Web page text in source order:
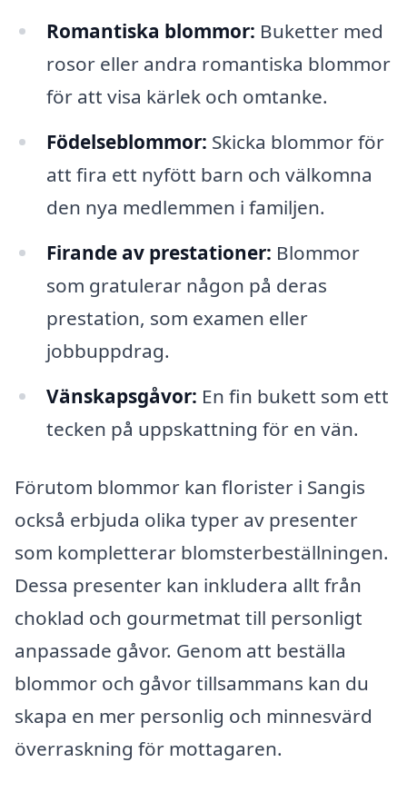
Romantiska blommor: Buketter med
rosor eller andra romantiska blommor
för att visa kärlek och omtanke.
Födelseblommor: Skicka blommor för
att fira ett nyfött barn och välkomna
den nya medlemmen i familjen.
Firande av prestationer: Blommor
som gratulerar någon på deras
prestation, som examen eller
jobbuppdrag.
Vänskapsgåvor: En fin bukett som ett
tecken på uppskattning för en vän.
Förutom blommor kan florister i Sangis
också erbjuda olika typer av presenter
som kompletterar blomsterbeställningen.
Dessa presenter kan inkludera allt från
choklad och gourmetmat till personligt
anpassade gåvor. Genom att beställa
blommor och gåvor tillsammans kan du
skapa en mer personlig och minnesvärd
överraskning för mottagaren.